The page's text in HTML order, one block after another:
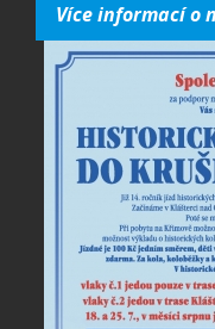
Více informací o